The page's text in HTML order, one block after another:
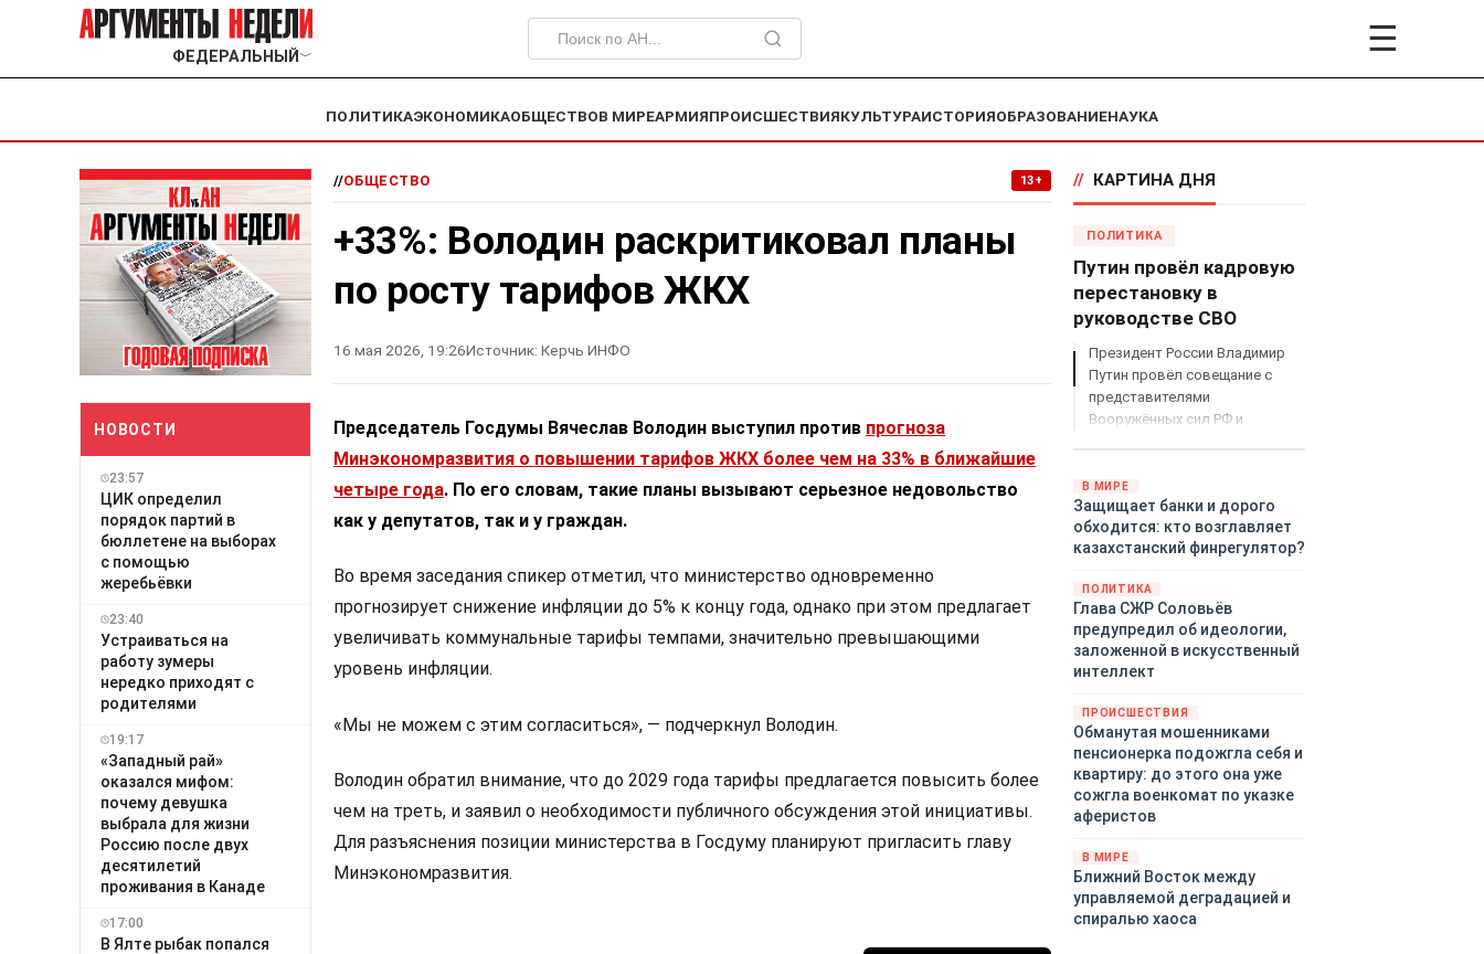
ФЕДЕРАЛЬНЫЙ ﹀ ☰
ПОЛИТИКАЭКОНОМИКАОБЩЕСТВОВ МИРЕАРМИЯПРОИСШЕСТВИЯКУЛЬТУРАИСТОРИЯОБРАЗОВАНИЕНАУКА
НОВОСТИ
23:57
ЦИК определил
порядок партий в
бюллетене на выборах
с помощью
жеребьёвки
23:40
Устраиваться на
работу зумеры
нередко приходят с
родителями
19:17
«Западный рай»
оказался мифом:
почему девушка
выбрала для жизни
Россию после двух
десятилетий
проживания в Канаде
17:00
В Ялте рыбак попался
//ОБЩЕСТВО 13+
+33%: Володин раскритиковал планы
по росту тарифов ЖКХ
16 мая 2026, 19:26Источник: Керчь ИНФО
Председатель Госдумы Вячеслав Володин выступил против прогноза
Минэкономразвития о повышении тарифов ЖКХ более чем на 33% в ближайшие
четыре года. По его словам, такие планы вызывают серьезное недовольство
как у депутатов, так и у граждан.
Во время заседания спикер отметил, что министерство одновременно
прогнозирует снижение инфляции до 5% к концу года, однако при этом предлагает
увеличивать коммунальные тарифы темпами, значительно превышающими
уровень инфляции.
«Мы не можем с этим согласиться», — подчеркнул Володин.
Володин обратил внимание, что до 2029 года тарифы предлагается повысить более
чем на треть, и заявил о необходимости публичного обсуждения этой инициативы.
Для разъяснения позиции министерства в Госдуму планируют пригласить главу
Минэкономразвития.
// КАРТИНА ДНЯ
ПОЛИТИКА
Путин провёл кадровую
перестановку в
руководстве СВО
Президент России Владимир
Путин провёл совещание с
представителями
Вооружённых сил РФ и
руководстве спецоперацией.
В МИРЕ
Защищает банки и дорого
обходится: кто возглавляет
казахстанский финрегулятор?
ПОЛИТИКА
Глава СЖР Соловьёв
предупредил об идеологии,
заложенной в искусственный
интеллект
ПРОИСШЕСТВИЯ
Обманутая мошенниками
пенсионерка подожгла себя и
квартиру: до этого она уже
сожгла военкомат по указке
аферистов
В МИРЕ
Ближний Восток между
управляемой деградацией и
спиралью хаоса